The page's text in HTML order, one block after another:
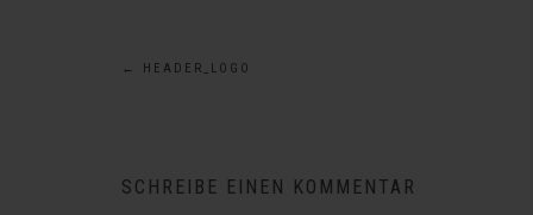
Beitragsnavigation
← HEADER_LOGO
SCHREIBE EINEN KOMMENTAR